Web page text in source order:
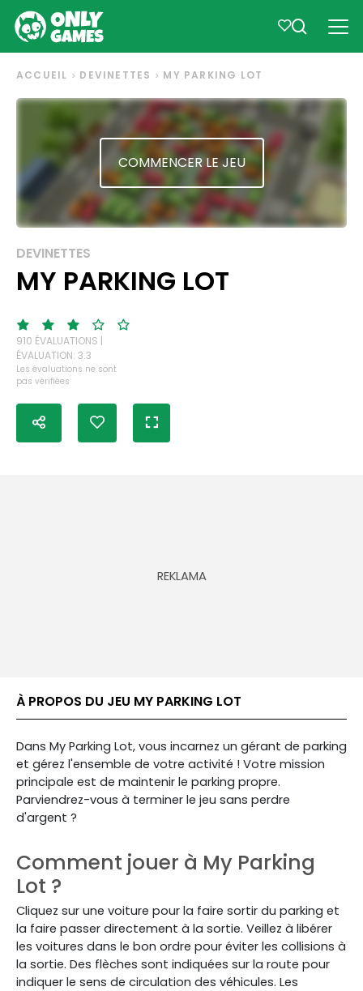
ACCUEIL DEVINETTES MY PARKING LOT
COMMENCER LE JEU
DEVINETTES
MY PARKING LOT
910 ÉVALUATIONS |
ÉVALUATION: 3.3
Les évaluations ne sont
pas vérifiées
À PROPOS DU JEU MY PARKING LOT
Dans My Parking Lot, vous incarnez un gérant de parking
et gérez l'ensemble de votre activité ! Votre mission
principale est de maintenir le parking propre.
Parviendrez-vous à terminer le jeu sans perdre
d'argent ?
Comment jouer à My Parking
Lot ?
Cliquez sur une voiture pour la faire sortir du parking et
la faire passer directement à la sortie. Veillez à libérer
les voitures dans le bon ordre pour éviter les collisions à
la sortie. Des flèches sont indiquées sur la route pour
indiquer le sens de circulation des véhicules. Les